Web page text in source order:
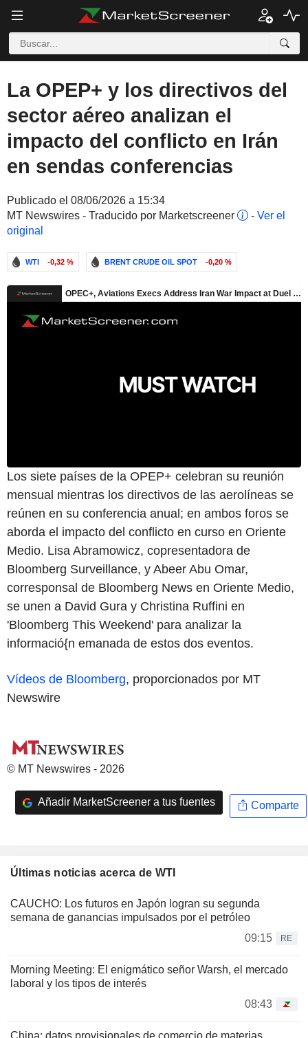
La OPEP+ y los directivos del
sector aéreo analizan el
impacto del conflicto en Irán
en sendas conferencias
Publicado el 08/06/2026 a 15:34
MT Newswires - Traducido por Marketscreener
- Ver el
original
WTI -0,32 % BRENT CRUDE OIL SPOT -0,20 %
Los siete países de la OPEP+ celebran su reunión
mensual mientras los directivos de las aerolíneas se
reúnen en su conferencia anual; en ambos foros se
aborda el impacto del conflicto en curso en Oriente
Medio. Lisa Abramowicz, copresentadora de
Bloomberg Surveillance, y Abeer Abu Omar,
corresponsal de Bloomberg News en Oriente Medio,
se unen a David Gura y Christina Ruffini en
'Bloomberg This Weekend' para analizar la
informació{n emanada de estos dos eventos.
Vídeos de Bloomberg, proporcionados por MT
Newswire
© MT Newswires - 2026
Añadir MarketScreener a tus fuentes Comparte
Últimas noticias acerca de WTI
CAUCHO: Los futuros en Japón logran su segunda
semana de ganancias impulsados por el petróleo
09:15
RE
Morning Meeting: El enigmático señor Warsh, el mercado
laboral y los tipos de interés
08:43
China: datos provisionales de comercio de materias